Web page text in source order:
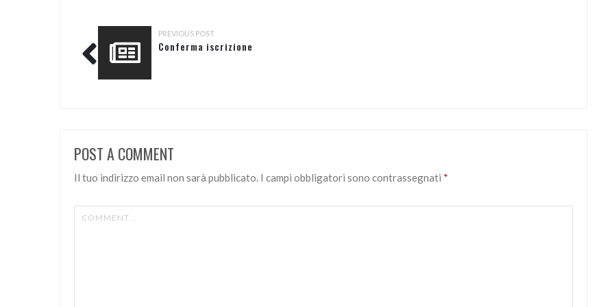
PREVIOUS POST
Conferma iscrizione
POST A COMMENT
Il tuo indirizzo email non sarà pubblicato. I campi obbligatori sono contrassegnati *